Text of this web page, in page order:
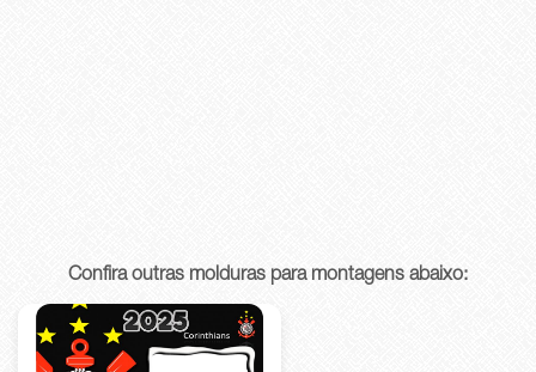
Confira outras molduras para montagens abaixo: